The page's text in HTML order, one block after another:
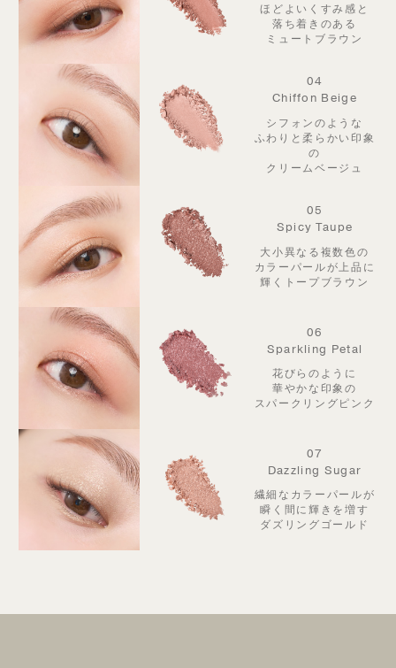
ほどよいくすみ感と
落ち着きのある
ミュートブラウン
04
Chiffon Beige
シフォンのような
ふわりと柔らかい印象
の
クリームベージュ
05
Spicy Taupe
大小異なる複数色の
カラーパールが上品に
輝くトープブラウン
06
Sparkling Petal
花びらのように
華やかな印象の
スパークリングピンク
07
Dazzling Sugar
繊細なカラーパールが
瞬く間に輝きを増す
ダズリングゴールド